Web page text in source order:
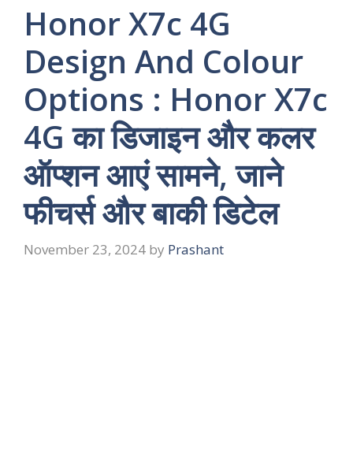
Honor X7c 4G
Design And Colour
Options : Honor X7c
4G का डिजाइन और कलर
ऑप्शन आएं सामने, जाने
फीचर्स और बाकी डिटेल
November 23, 2024 by Prashant